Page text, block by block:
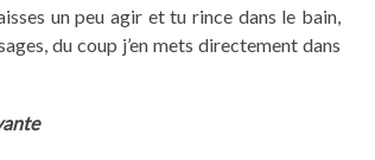
un peu agir et tu rince dans le bain,
du coup j’en mets directement dans